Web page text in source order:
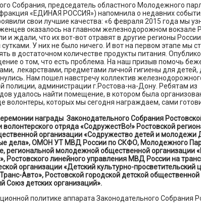
Собрания, председатель областного Молодежного
«ЕДИНАЯ РОССИЯ») напомнила о недавних
свои лучшие качества: «6 февраля 2015 года мы
оказалось на главном железнодорожном вокзале
и ждали, что их вот-вот отравят в другие регионы
У них не было ничего. И вот на первом этапе мы
в достаточном количестве продукты питания.
о том, что есть проблема. На наш призыв помочь
лекарствами, предметами личной гигиены для детей,
Нам пошел навстречу коллектив
полиции, администрации г.Ростова-на-Дону. Ребятам из
удалось найти помещение, в котором была
волонтеры, которых мы сегодня награждаем, сами
награды Законодательного Собрания
волонтерского отряда «СодружестВо!» Ростовской
организации «Содружество детей и молодежи
дела», ОМОН УТ МВД России по СКФО, Молодежного
региональной молодежной общественной организации
Ростовского линейного управления МВД России на
организации «Детский культурно-просветительский
Авто», Ростовской городской детской общественной
Союз детских организаций».
политике аппарата Законодательного Собрания